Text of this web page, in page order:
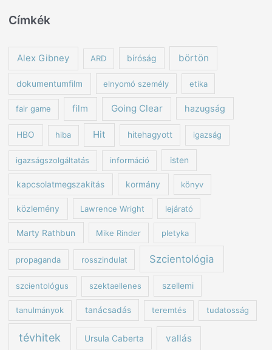
Címkék
Alex Gibney ARD bíróság börtön
dokumentumfilm elnyomó személy etika
fair game film Going Clear hazugság
HBO hiba Hit hitehagyott igazság
igazságszolgáltatás információ isten
kapcsolatmegszakítás kormány könyv
közlemény Lawrence Wright lejárató
Marty Rathbun Mike Rinder pletyka
propaganda rosszindulat Szcientológia
szcientológus szektaellenes szellemi
tanulmányok tanácsadás teremtés tudatosság
tévhitek Ursula Caberta vallás